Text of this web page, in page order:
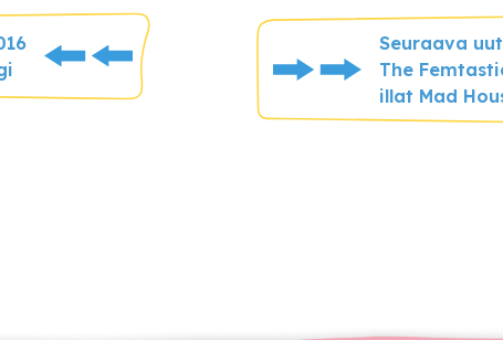
Seuraava
The
illat Mad